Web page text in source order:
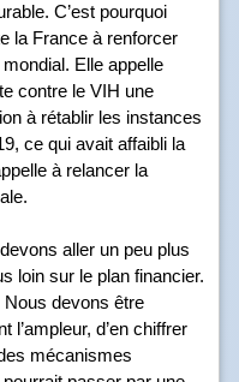
C’est pourquoi
la France à renforcer
Elle appelle
contre le VIH une
à rétablir les instances
ce qui avait affaibli la
à relancer la
aller un peu plus
loin sur le plan financier.
Nous devons être
l’ampleur, d’en chiffrer
mécanismes